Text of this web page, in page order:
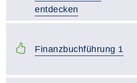
entdecken
Finanzbuchführung 1